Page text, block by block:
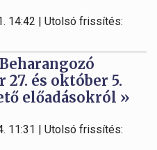
14:42 | Utolsó frissítés:
és október 5.
előadásokról »
11:31 | Utolsó frissítés: